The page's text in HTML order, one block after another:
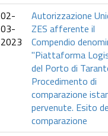
02-
03-
2023
Autorizzazione
ZES afferente il
Compendio
"Piattaforma
del Porto di
Procedimento di
comparazione
pervenute. Esito
comparazione